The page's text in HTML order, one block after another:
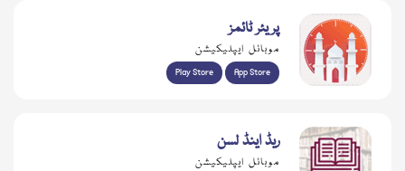
پریئر ٹائمز
موبائل ایپلیکیشن
Play Store App Store
ریڈ اینڈ لسن
موبائل ایپلیکیشن